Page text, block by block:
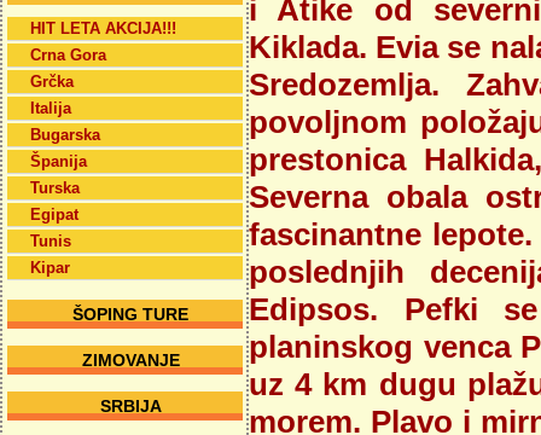
HIT LETA AKCIJA!!!
Crna Gora
Grčka
Italija
Bugarska
Španija
Turska
Egipat
Tunis
Kipar
ŠOPING TURE
ZIMOVANJE
SRBIJA
i Atike od
Kiklada. Evia se
Sredozemlja.
povoljnom
prestonica
Severna obala
fascinantne
poslednjih
Edipsos. Pefki
planinskog venca
uz 4 km dugu
morem. Plavo i